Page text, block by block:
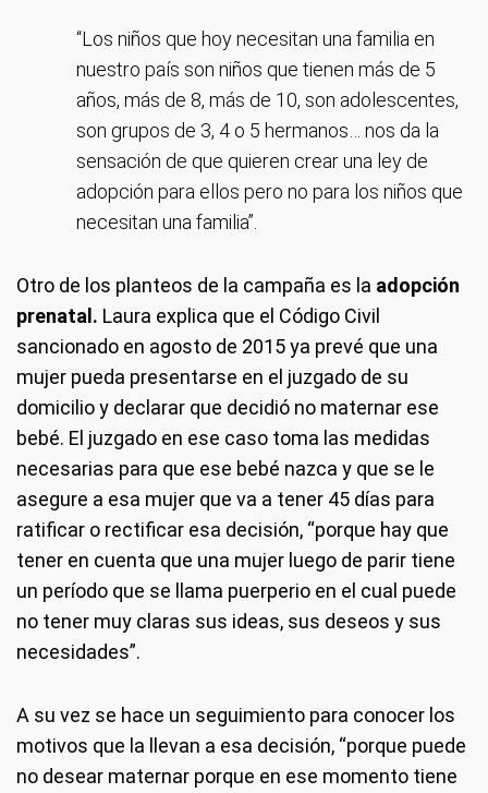
“Los niños que hoy necesitan una familia en
nuestro país son niños que tienen más de 5
años, más de 8, más de 10, son adolescentes,
son grupos de 3, 4 o 5 hermanos… nos da la
sensación de que quieren crear una ley de
adopción para ellos pero no para los niños que
necesitan una familia”.
Otro de los planteos de la campaña es la adopción
prenatal. Laura explica que el Código Civil
sancionado en agosto de 2015 ya prevé que una
mujer pueda presentarse en el juzgado de su
domicilio y declarar que decidió no maternar ese
bebé. El juzgado en ese caso toma las medidas
necesarias para que ese bebé nazca y que se le
asegure a esa mujer que va a tener 45 días para
ratificar o rectificar esa decisión, “porque hay que
tener en cuenta que una mujer luego de parir tiene
un período que se llama puerperio en el cual puede
no tener muy claras sus ideas, sus deseos y sus
necesidades”.
A su vez se hace un seguimiento para conocer los
motivos que la llevan a esa decisión, “porque puede
no desear maternar porque en ese momento tiene